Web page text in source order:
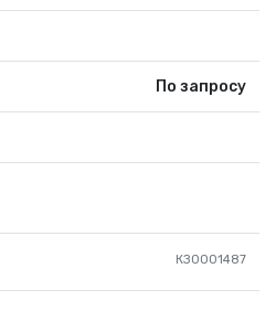
По запросу
КЗ0001487